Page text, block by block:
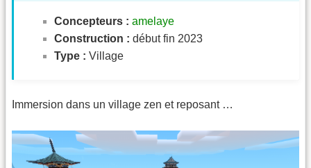
Concepteurs : amelaye
Construction : début fin 2023
Type : Village
Immersion dans un village zen et reposant …